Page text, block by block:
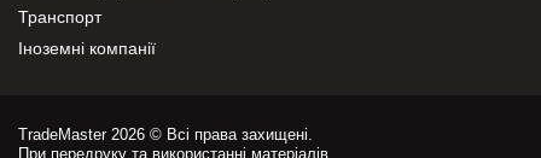
Транспорт
Іноземні компанії
TradeMaster 2026 © Всі права захищені.
При передруку та використанні матеріалів